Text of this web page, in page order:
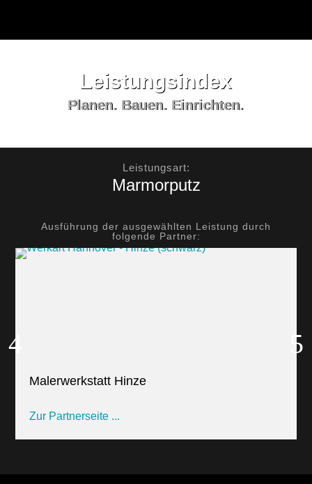
Leistungs­index
Planen. Bauen. Einrichten.
Leistungsart:
Marmorputz
Ausführung der ausgewählten Leistung durch
folgende Partner:
Malerwerkstatt Hinze
Zur Partnerseite ...